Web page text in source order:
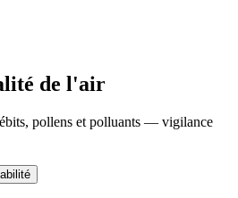
de l'air
pollens et polluants — vigilance